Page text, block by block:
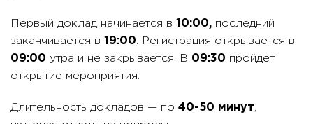
Первый доклад начинается в 10:00, последний
заканчивается в 19:00. Регистрация открывается в
09:00 утра и не закрывается. В 09:30 пройдет
открытие мероприятия.
Длительность докладов — по 40-50 минут,